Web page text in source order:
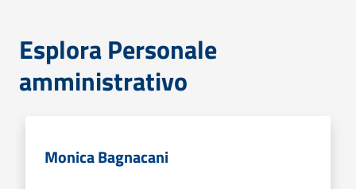
Esplora Personale
amministrativo
Monica Bagnacani